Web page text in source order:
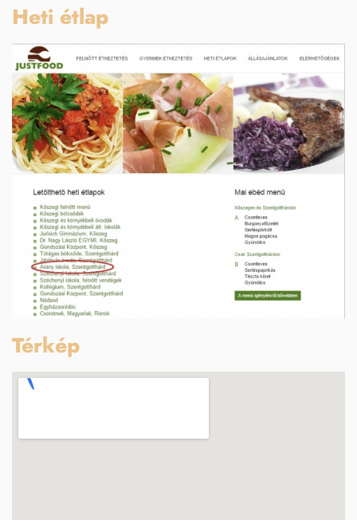
Heti étlap
Térkép